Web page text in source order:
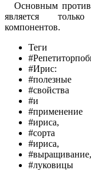
Основным
является
компонентов.
Теги
#Ирис:
#полезные
#свойства
#и
#применение
#ириса,
#сорта
#ириса,
#выращивание,
#луковицы